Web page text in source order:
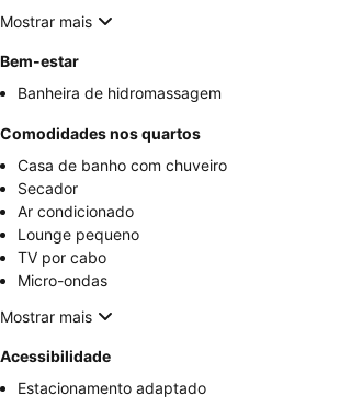
Mostrar mais
Bem-estar
Banheira de hidromassagem
Comodidades nos quartos
Casa de banho com chuveiro
Secador
Ar condicionado
Lounge pequeno
TV por cabo
Micro-ondas
Mostrar mais
Acessibilidade
Estacionamento adaptado